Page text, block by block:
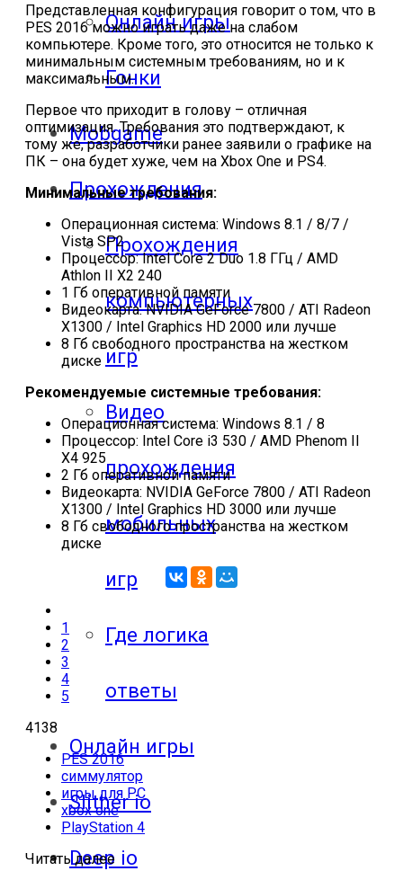
Онлайн игры
Гонки
Mobgame
Прохождения
Прохождения
компьютерных
игр
Видео
прохождения
мобильных
игр
Где логика
ответы
Онлайн игры
Slither io
Deep io
Представленная конфигурация говорит о том, что в
PES 2016 можно играть даже на слабом
компьютере. Кроме того, это относится не только к
минимальным системным требованиям, но и к
максимальным.
Первое что приходит в голову – отличная
оптимизация. Требования это подтверждают, к
тому же, разработчики ранее заявили о графике на
ПК – она будет хуже, чем на Xbox One и PS4.
Минимальные требования:
Операционная система: Windows 8.1 / 8/7 /
Vista SP2
Процессор: Intel Core 2 Duo 1.8 ГГц / AMD
Athlon II X2 240
1 Гб оперативной памяти
Видеокарта: NVIDIA GeForce 7800 / ATI Radeon
X1300 / Intel Graphics HD 2000 или лучше
8 Гб свободного пространства на жестком
диске
Рекомендуемые системные требования:
Операционная система: Windows 8.1 / 8
Процессор: Intel Core i3 530 / AMD Phenom II
X4 925
2 Гб оперативной памяти
Видеокарта: NVIDIA GeForce 7800 / ATI Radeon
X1300 / Intel Graphics HD 3000 или лучше
8 Гб свободного пространства на жестком
диске
1
2
3
4
5
4138
PES 2016
симмулятор
игры для PC
xbox one
PlayStation 4
Читать далее